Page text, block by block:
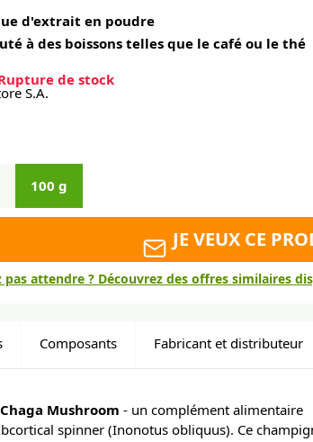
d'extrait en poudre
à des boissons telles que le café ou le thé
de stock
S.A.
100 g
JE VEUX CE
pas attendre ? Découvrez des offres similaires
Composants Fabricant et distributeur
Chaga Mushroom - un complément alimentaire
spinner (Inonotus obliquus). Ce